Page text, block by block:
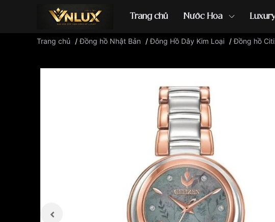
Trang chủ Nước Hoa
Đồng hồ casio đồng hồ G-Shock
Trang chủ /Đồng hồ Nhật Bản /Đông Hồ Dây Kim Loại /Đồng hồ